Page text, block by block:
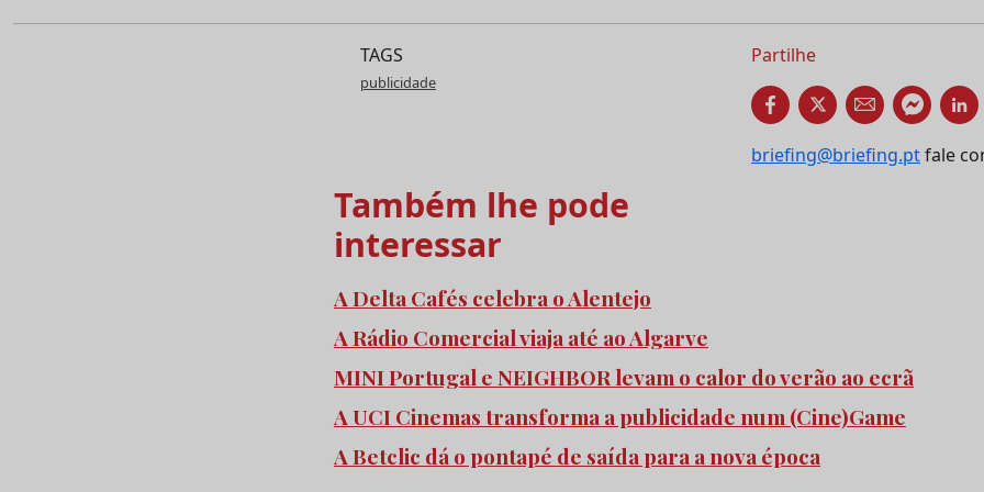
TAGS
publicidade
Partilhe
briefing@briefing.ptfale
Também lhe pode
interessar
A Delta Cafés celebra o Alentejo
A Rádio Comercial viaja até ao Algarve
MINI Portugal e NEIGHBOR levam o calor do verão ao ecrã
A UCI Cinemas transforma a publicidade num (Cine)Game
A Betclic dá o pontapé de saída para a nova época